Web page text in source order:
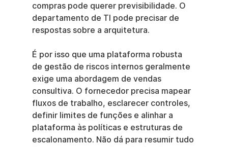
compras pode querer previsibilidade. O
departamento de TI pode precisar de
respostas sobre a arquitetura.
É por isso que uma plataforma robusta
de gestão de riscos internos geralmente
exige uma abordagem de vendas
consultiva. O fornecedor precisa mapear
fluxos de trabalho, esclarecer controles,
definir limites de funções e alinhar a
plataforma às políticas e estruturas de
escalonamento. Não dá para resumir tudo